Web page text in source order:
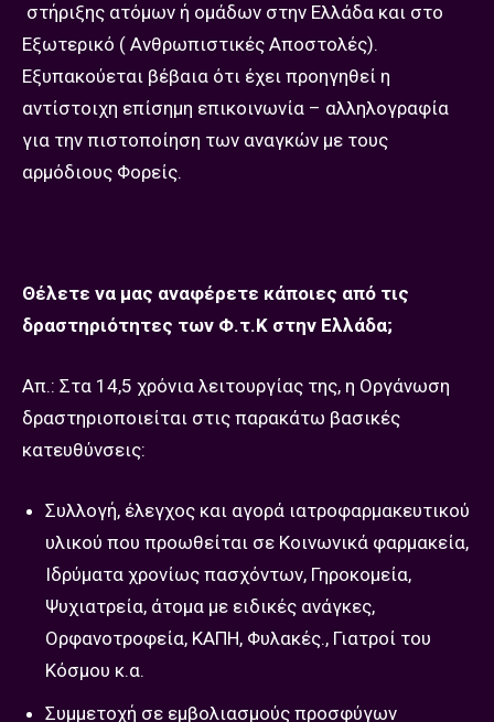
στήριξης ατόμων ή ομάδων στην Ελλάδα και στο
Εξωτερικό ( Ανθρωπιστικές Αποστολές).
Εξυπακούεται βέβαια ότι έχει προηγηθεί η
αντίστοιχη επίσημη επικοινωνία – αλληλογραφία
για την πιστοποίηση των αναγκών με τους
αρμόδιους Φορείς.
Θέλετε να μας αναφέρετε κάποιες από τις
δραστηριότητες των Φ.τ.Κ στην Ελλάδα;
Απ.: Στα 14,5 χρόνια λειτουργίας της, η Οργάνωση
δραστηριοποιείται στις παρακάτω βασικές
κατευθύνσεις:
Συλλογή, έλεγχος και αγορά ιατροφαρμακευτικού
υλικού που προωθείται σε Κοινωνικά φαρμακεία,
Ιδρύματα χρονίως πασχόντων, Γηροκομεία,
Ψυχιατρεία, άτομα με ειδικές ανάγκες,
Ορφανοτροφεία, ΚΑΠΗ, Φυλακές., Γιατροί του
Κόσμου κ.α.
Συμμετοχή σε εμβολιασμούς προσφύγων